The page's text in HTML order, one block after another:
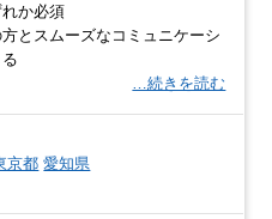
か必須
方とスムーズなコミュニケーシ
…続きを読む
京都 愛知県